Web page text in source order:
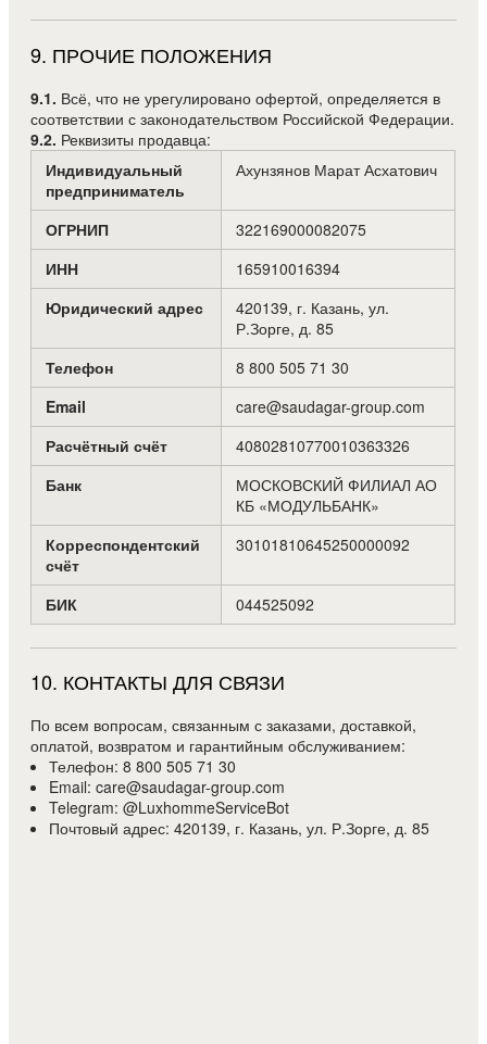
9. ПРОЧИЕ ПОЛОЖЕНИЯ
9.1. Всё, что не урегулировано офертой, определяется в
соответствии с законодательством Российской Федерации.
9.2. Реквизиты продавца:
Индивидуальный
предприниматель
Ахунзянов Марат Асхатович
ОГРНИП
322169000082075
ИНН
165910016394
Юридический адрес
420139, г. Казань, ул.
Р.Зорге, д. 85
Телефон
8 800 505 71 30
Email
care@saudagar-group.com
Расчётный счёт
40802810770010363326
Банк
МОСКОВСКИЙ ФИЛИАЛ АО
КБ «МОДУЛЬБАНК»
Корреспондентский
счёт
30101810645250000092
БИК 044525092
10. КОНТАКТЫ ДЛЯ СВЯЗИ
По всем вопросам, связанным с заказами, доставкой,
оплатой, возвратом и гарантийным обслуживанием:
Телефон: 8 800 505 71 30
Email: care@saudagar-group.com
Telegram: @LuxhommeServiceBot
Почтовый адрес: 420139, г. Казань, ул. Р.Зорге, д. 85